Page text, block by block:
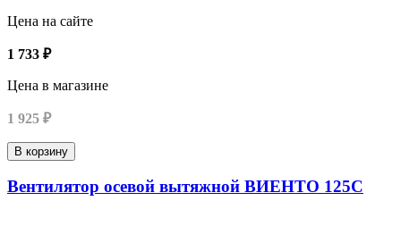
Цена на сайте
1 733 ₽
Цена в магазине
1 925 ₽
В корзину
Вентилятор осевой вытяжной ВИЕНТО 125С